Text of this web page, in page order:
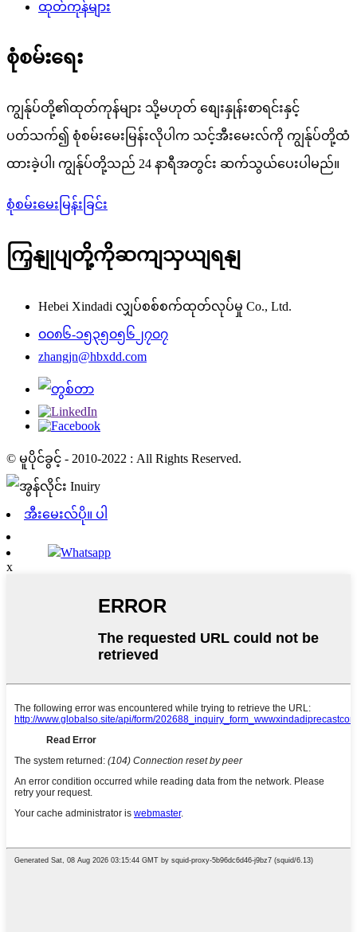
ထုတ်ကုန်များ
စုံစမ်းရေး
ကျွန်ုပ်တို့၏ထုတ်ကုန်များ သို့မဟုတ် စျေးနှုန်းစာရင်းနှင့်
ပတ်သက်၍ စုံစမ်းမေးမြန်းလိုပါက သင့်အီးမေးလ်ကို ကျွန်ုပ်တို့ထံ
ထားခဲ့ပါ၊ ကျွန်ုပ်တို့သည် 24 နာရီအတွင်း ဆက်သွယ်ပေးပါမည်။
စုံစမ်းမေးမြန်းခြင်း
ကြှနျုပျတို့ကိုဆကျသှယျရနျ
Hebei Xindadi လျှပ်စစ်စက်ထုတ်လုပ်မှု Co., Ltd.
၀၀၈၆-၁၅၃၅၀၅၆၂၇၀၇
zhangjn@hbxdd.com
© မူပိုင်ခွင့် - 2010-2022 : All Rights Reserved.
အီးမေးလ်ပို။ ပါ
Whatsapp
x